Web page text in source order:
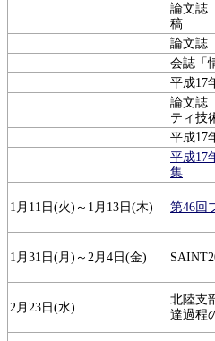
論文誌
稿
論文誌
会誌「
平成17
論文誌
ティ技
平成17
平成17
集
1月11日(火)～1月13日(木) 第46回
1月31日(月)～2月4日(金)
2月23日(水)
北陸支
達過程